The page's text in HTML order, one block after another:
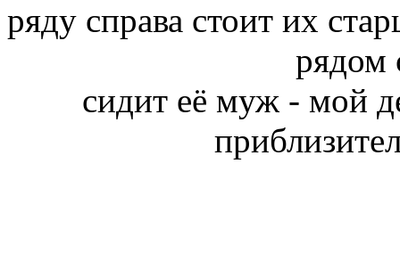
ряду справа стоит их
рядом
сидит её муж - мой